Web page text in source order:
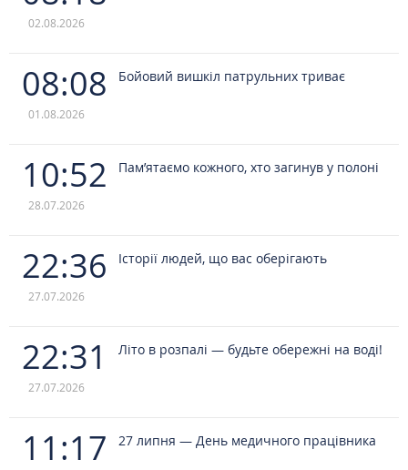
02.08.2026
08:08
01.08.2026
Бойовий вишкіл патрульних триває
10:52
28.07.2026
Пам’ятаємо кожного, хто загинув у полоні
22:36
27.07.2026
Історії людей, що вас оберігають
22:31
27.07.2026
Літо в розпалі — будьте обережні на воді!
11:17 27 липня — День медичного працівника